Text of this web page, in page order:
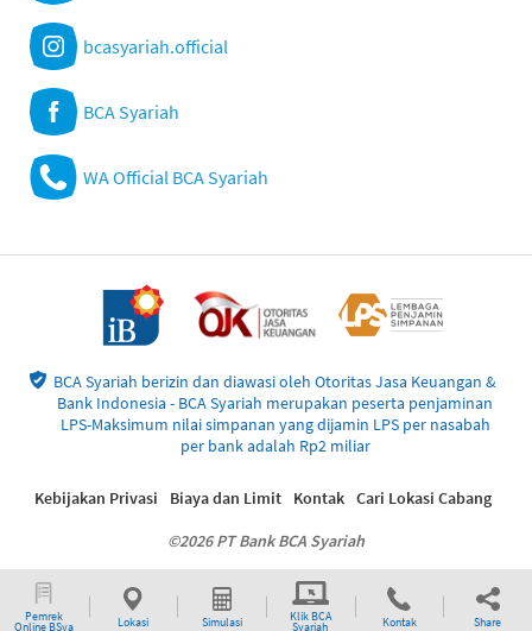
Pemrek
Online BSya Lokasi Simulasi Klik BCA
Syariah Kontak Share
bcasyariah.official
BCA Syariah
WA Official BCA Syariah
BCA Syariah berizin dan diawasi oleh Otoritas Jasa Keuangan &
Bank Indonesia - BCA Syariah merupakan peserta penjaminan
LPS-Maksimum nilai simpanan yang dijamin LPS per nasabah
per bank adalah Rp2 miliar
©2026 PT Bank BCA Syariah
Kebijakan Privasi Biaya dan Limit Kontak Cari Lokasi Cabang